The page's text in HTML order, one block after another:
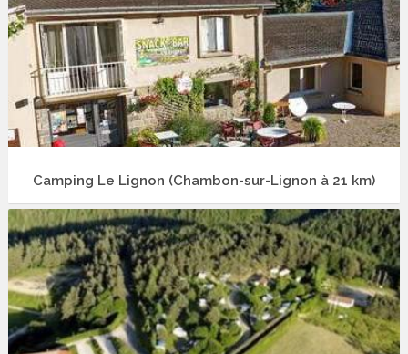
Camping Le Lignon (Chambon-sur-Lignon à 21 km)